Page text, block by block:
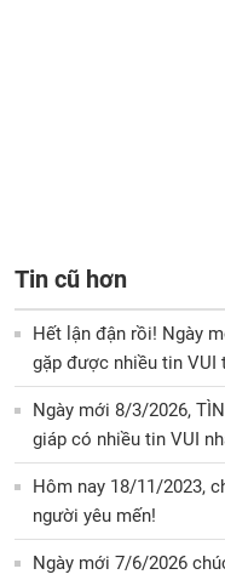
Tin cũ hơn
Hết lận đận rồi! Ngày
gặp được nhiều tin VUI
Ngày mới 8/3/2026,
giáp có nhiều tin VUI
Hôm nay 18/11/2023,
người yêu mến!
Ngày mới 7/6/2026